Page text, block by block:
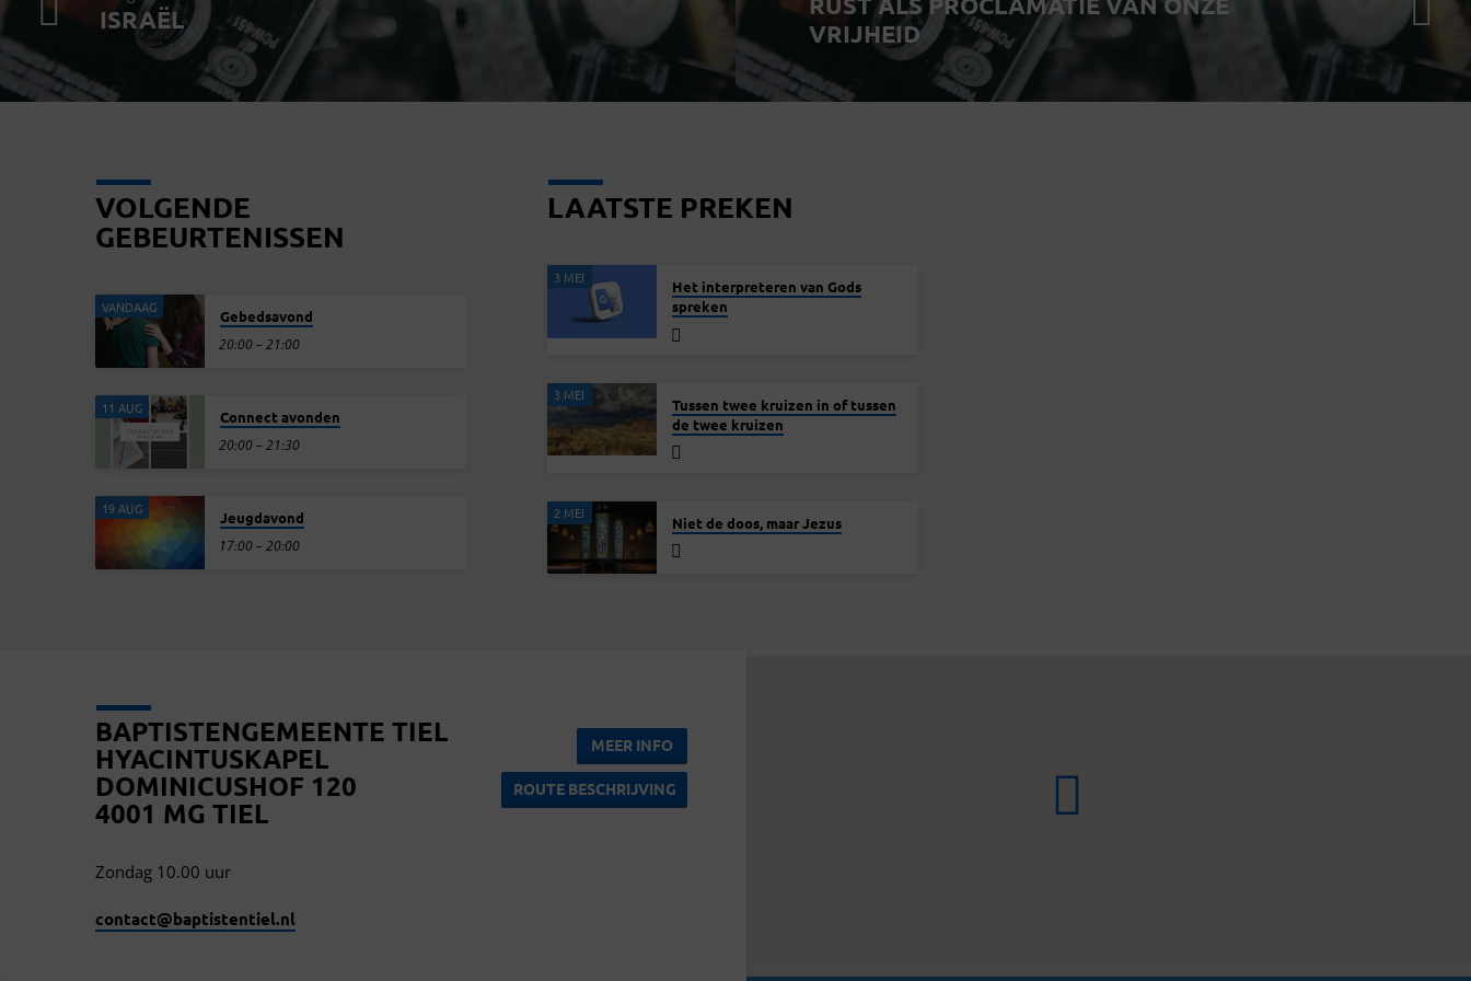
ISRAËL
VRIJHEID
VOLGENDE
GEBEURTENISSEN
VANDAAG
Gebedsavond
20:00 – 21:00
11 AUG
Connect avonden
20:00 – 21:30
19 AUG
Jeugdavond
17:00 – 20:00
LAATSTE PREKEN
3 MEI
Het interpreteren van Gods
spreken
3 MEI
Tussen twee kruizen in of tussen
de twee kruizen
2 MEI
Niet de doos, maar Jezus
BAPTISTENGEMEENTE TIEL
HYACINTUSKAPEL
DOMINICUSHOF 120
4001 MG TIEL
MEER INFO
ROUTE BESCHRIJVING
Zondag 10.00 uur
contact​@baptistentiel.nl